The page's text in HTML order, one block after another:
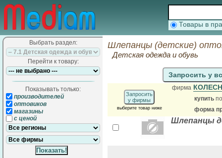
Товары в
Выбрать раздел:
Перейти к товару:
Показывать только:
производителей
оптовиков
магазины
с ценой
Шлепанцы (детские)
Детская одежда и обувь
Запросить у
Запросить
у фирмы
выберите товар ниже
фирма
купить
форма
Шлепанцы